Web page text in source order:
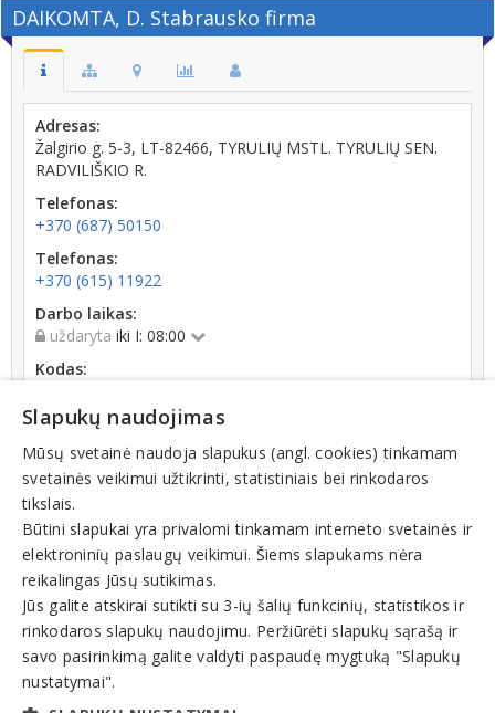
DAIKOMTA, D. Stabrausko firma
Adresas:
Žalgirio g. 5-3, LT-82466, TYRULIŲ MSTL. TYRULIŲ SEN.
RADVILIŠKIO R.
Telefonas:
+370 (687) 50150
Telefonas:
+370 (615) 11922
Darbo laikas:
uždaryta iki I: 08:00
Kodas:
Registracijos data:
1999-01-20
Teisinis statusas: išregistruotas (nuo 2023-08-30)
Veiklos sritys
Kompiuteriai, kompiuterių įranga, dalys
Slapukų naudojimas
Mūsų svetainė naudoja slapukus (angl. cookies) tinkamam
svetainės veikimui užtikrinti, statistiniais bei rinkodaros
tikslais.
Būtini slapukai yra privalomi tinkamam interneto svetainės ir
elektroninių paslaugų veikimui. Šiems slapukams nėra
reikalingas Jūsų sutikimas.
Jūs galite atskirai sutikti su 3-ių šalių funkcinių, statistikos ir
rinkodaros slapukų naudojimu. Peržiūrėti slapukų sąrašą ir
savo pasirinkimą galite valdyti paspaudę mygtuką "Slapukų
nustatymai".